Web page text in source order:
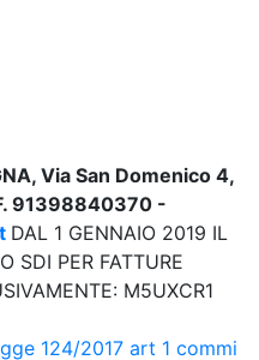
Via San Domenico 4,
91398840370 -
DAL 1 GENNAIO 2019 IL
SDI PER FATTURE
M5UXCR1
124/2017 art 1 commi